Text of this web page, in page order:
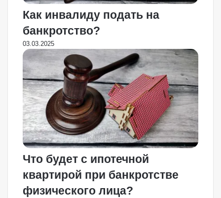
Как инвалиду подать на
банкротство?
03.03.2025
Что будет с ипотечной
квартирой при банкротстве
физического лица?